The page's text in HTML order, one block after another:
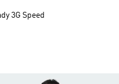
3G Speed